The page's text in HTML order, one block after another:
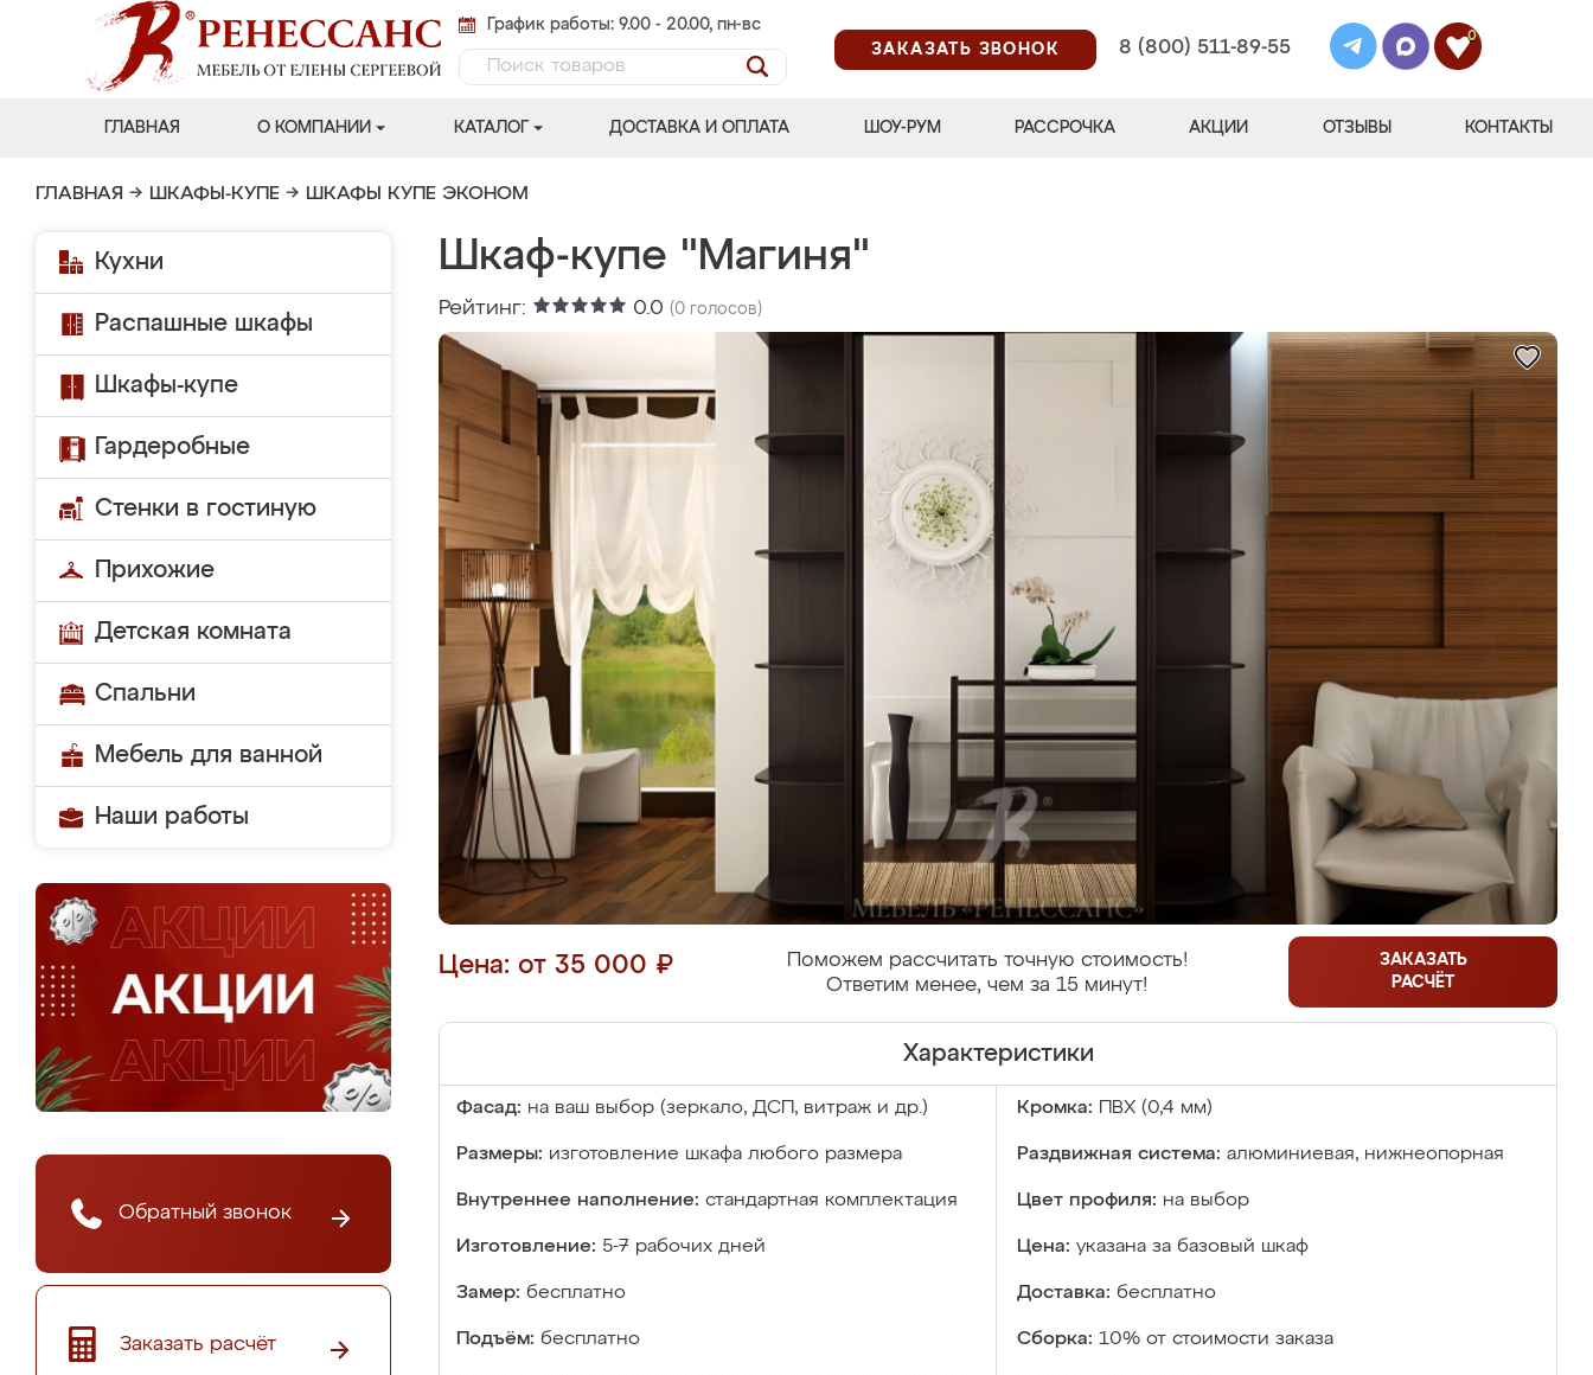
График работы: 9.00 - 20.00, пн-вс
ЗАКАЗАТЬ ЗВОНОК
8 (800) 511-89-55
0
ГЛАВНАЯ О КОМПАНИИ КАТАЛОГ ДОСТАВКА И ОПЛАТА ШОУ-РУМ РАССРОЧКА АКЦИИ ОТЗЫВЫ КОНТАКТЫ
ГЛАВНАЯ → ШКАФЫ-КУПЕ → ШКАФЫ КУПЕ ЭКОНОМ
Кухни
Распашные шкафы
Шкафы-купе
Гардеробные
Стенки в гостиную
Прихожие
Детская комната
Спальни
Мебель для ванной
Наши работы
Обратный звонок
Заказать расчёт
Шкаф-купе "Магиня"
Рейтинг: 0.0 (0 голосов)
Цена: от 35 000 ₽
Поможем рассчитать точную стоимость!
Ответим менее, чем за 15 минут!
ЗАКАЗАТЬ
РАСЧЁТ
Характеристики
Фасад: на ваш выбор (зеркало, ДСП, витраж и др.) Кромка: ПВХ (0,4 мм)
Размеры: изготовление шкафа любого размера Раздвижная система: алюминиевая, нижнеопорная
Внутреннее наполнение: стандартная комплектация Цвет профиля: на выбор
Изготовление: 5-7 рабочих дней Цена: указана за базовый шкаф
Замер: бесплатно Доставка: бесплатно
Подъём: бесплатно Сборка: 10% от стоимости заказа